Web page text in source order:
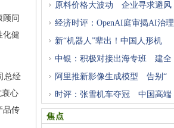
顾问
化健
总经
衰心
品传
原料价格大波动 企业寻求避风
经济时评：OpenAI庭审揭AI治理
新“机器人”辈出！中国人形机
中银：积极对接出海专班 建全
阿里推新影像生成模型 告别“
时评：张雪机车夺冠 中国高端
焦点